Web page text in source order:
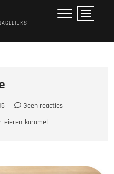
M
e
Geen reacties
eieren karamel